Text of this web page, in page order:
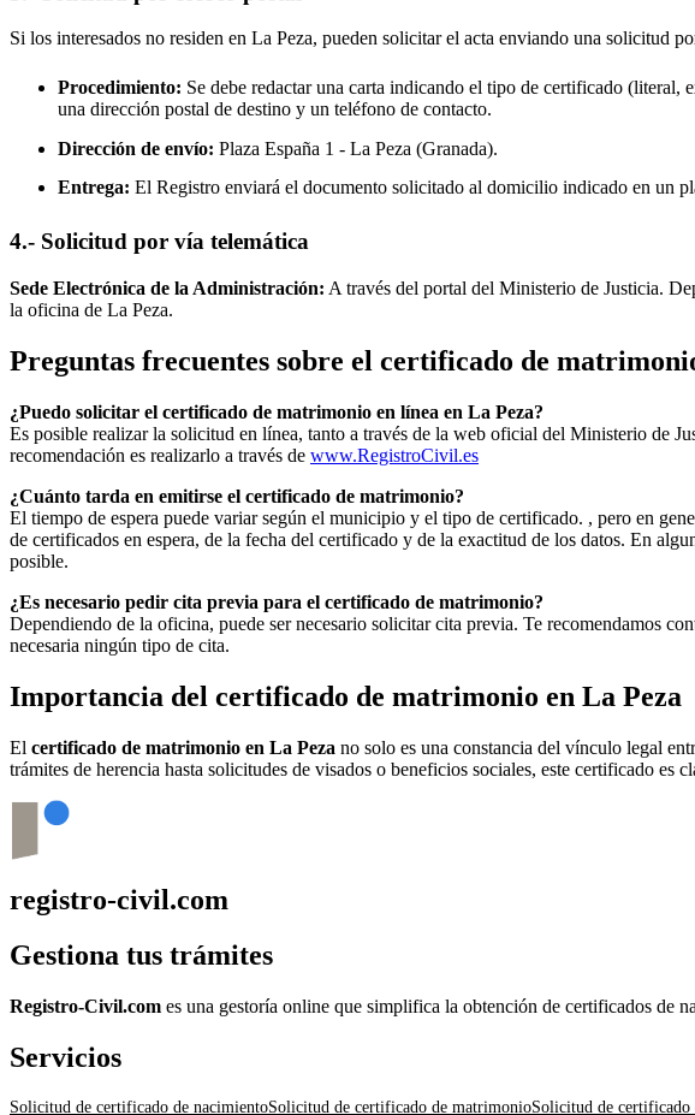
Si los interesados no residen en La Peza, pueden solicitar el acta enviando una solicitud
Procedimiento: Se debe redactar una carta indicando el tipo de certificado
una dirección postal de destino y un teléfono de contacto.
Dirección de envío: Plaza España 1 - La Peza (Granada).
Entrega: El Registro enviará el documento solicitado al domicilio indicado en un
4.- Solicitud por vía telemática
Sede Electrónica de la Administración: A través del portal del Ministerio de Justicia.
la oficina de La Peza.
Preguntas frecuentes sobre el certificado de
¿Puedo solicitar el certificado de matrimonio en línea en La Peza?
Es posible realizar la solicitud en línea, tanto a través de la web oficial del Ministerio de
recomendación es realizarlo a través de www.RegistroCivil.es
¿Cuánto tarda en emitirse el certificado de matrimonio?
El tiempo de espera puede variar según el municipio y el tipo de certificado. , pero en
de certificados en espera, de la fecha del certificado y de la exactitud de los datos. En
posible.
¿Es necesario pedir cita previa para el certificado de matrimonio?
Dependiendo de la oficina, puede ser necesario solicitar cita previa. Te recomendamos
necesaria ningún tipo de cita.
Importancia del certificado de matrimonio en La Peza
El certificado de matrimonio en La Peza no solo es una constancia del vínculo legal
trámites de herencia hasta solicitudes de visados o beneficios sociales, este certificado es
registro-civil.com
Gestiona tus trámites
Registro-Civil.com es una gestoría online que simplifica la obtención de certificados de
Servicios
Solicitud de certificado de nacimientoSolicitud de certificado de matrimonioSolicitud de certificado